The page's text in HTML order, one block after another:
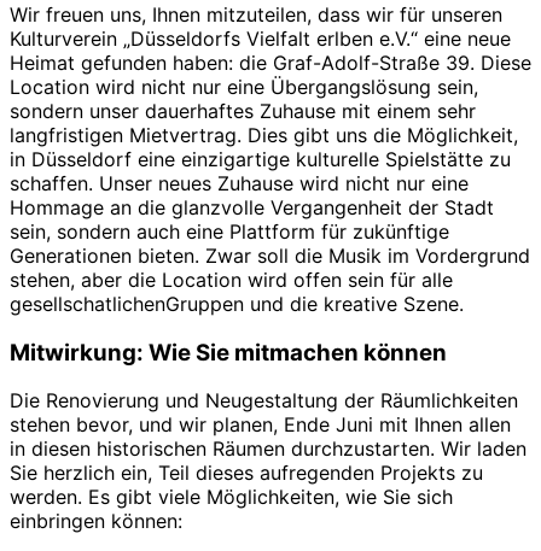
Wir freuen uns, Ihnen mitzuteilen, dass wir für unseren
Kulturverein „Düsseldorfs Vielfalt erlben e.V.“ eine neue
Heimat gefunden haben: die Graf-Adolf-Straße 39. Diese
Location wird nicht nur eine Übergangslösung sein,
sondern unser dauerhaftes Zuhause mit einem sehr
langfristigen Mietvertrag. Dies gibt uns die Möglichkeit,
in Düsseldorf eine einzigartige kulturelle Spielstätte zu
schaffen. Unser neues Zuhause wird nicht nur eine
Hommage an die glanzvolle Vergangenheit der Stadt
sein, sondern auch eine Plattform für zukünftige
Generationen bieten. Zwar soll die Musik im Vordergrund
stehen, aber die Location wird offen sein für alle
gesellschatlichenGruppen und die kreative Szene.
Mitwirkung: Wie Sie mitmachen können
Die Renovierung und Neugestaltung der Räumlichkeiten
stehen bevor, und wir planen, Ende Juni mit Ihnen allen
in diesen historischen Räumen durchzustarten. Wir laden
Sie herzlich ein, Teil dieses aufregenden Projekts zu
werden. Es gibt viele Möglichkeiten, wie Sie sich
einbringen können: